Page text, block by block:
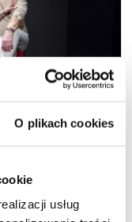
O plikach cookies
usług